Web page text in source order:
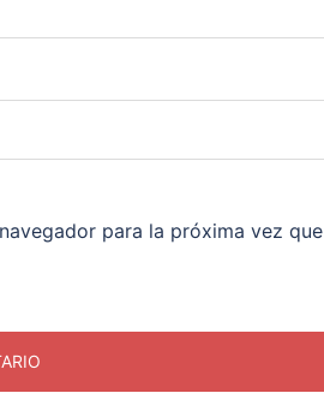
para la próxima vez que